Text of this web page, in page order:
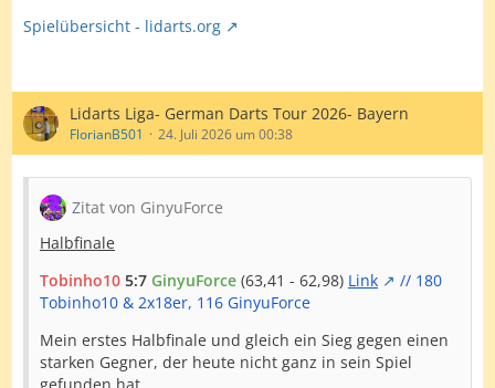
B3 -
Ener91
Es spielen:
Froditsche - pati777
FlorianB501 - The Locksmith
SwissThunder - Ener91
26-Average - GinyuForce
Froditsche - The Locksmith
SwissThunder - GinyuForce
Spielübersicht - lidarts.org
Lidarts Liga- German Darts Tour 2026- Bayern
FlorianB501 24. Juli 2026 um 00:38
Zitat von GinyuForce
Halbfinale
Tobinho10 5:7 GinyuForce (63,41 - 62,98) Link
// 180
Tobinho10 & 2x18er, 116 GinyuForce
Mein erstes Halbfinale und gleich ein Sieg gegen einen
starken Gegner, der heute nicht ganz in sein Spiel